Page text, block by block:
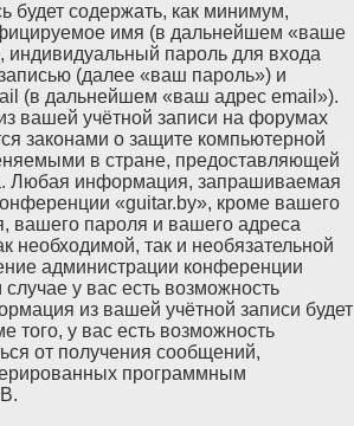
будет содержать, как минимум,
имя (в дальнейшем «ваше
индивидуальный пароль для входа
(далее «ваш пароль») и
(в дальнейшем «ваш адрес email»).
вашей учётной записи на форумах
законами о защите компьютерной
в стране, предоставляющей
Любая информация, запрашиваемая
«guitar.by», кроме вашего
вашего пароля и вашего адреса
необходимой, так и необязательной
администрации конференции
у вас есть возможность
из вашей учётной записи будет
того, у вас есть возможность
от получения сообщений,
программным